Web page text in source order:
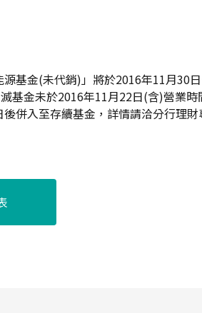
基金(未代銷)」將於2016年11月30
基金未於2016年11月22日(含)營業時
併入至存續基金，詳情請洽分行理財